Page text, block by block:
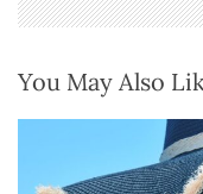
You May Also